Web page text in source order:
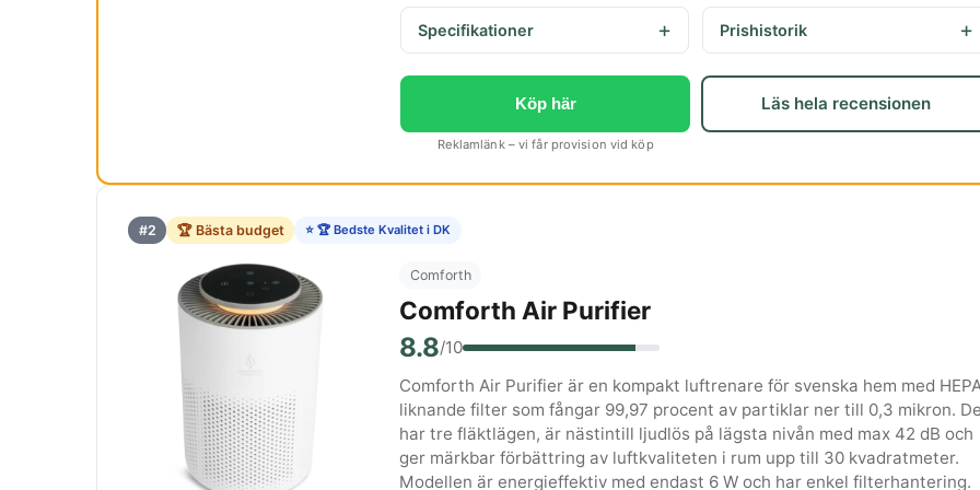
Specifikationer Prishistorik
Köp här
Reklamlänk – vi får provision vid köp
Läs hela recensionen
#2 🏆 Bästa budget ⭐ 🏆 Bedste Kvalitet i DK
Comforth
Comforth Air Purifier
8.8/10
Comforth Air Purifier är en kompakt luftrenare för svenska hem med
liknande filter som fångar 99,97 procent av partiklar ner till 0,3 mikron.
har tre fläktlägen, är nästintill ljudlös på lägsta nivån med max 42 dB och
ger märkbar förbättring av luftkvaliteten i rum upp till 30 kvadratmeter.
Modellen är energieffektiv med endast 6 W och har enkel filterhantering.